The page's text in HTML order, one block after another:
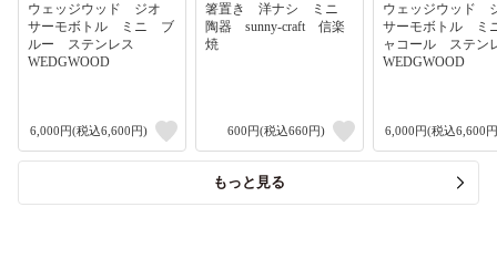
ウェッジウッド ジオ
サーモボトル ミニ ブ
ルー ステンレス
WEDGWOOD
6,000円(税込6,600円)
箸置き 洋ナシ ミニ
陶器 sunny-craft 信楽
焼
600円(税込660円)
ウェッジウッド
サーモボトル
ャコール ステ
WEDGWOOD
6,000円(税込6,600
もっと見る